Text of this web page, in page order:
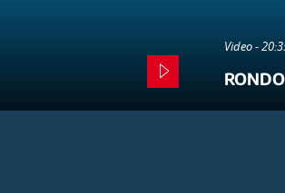
Video -